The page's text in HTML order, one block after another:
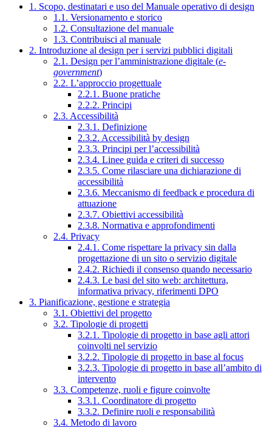
1. Scopo, destinatari e uso del Manuale operativo di design
1.1. Versionamento e storico
1.2. Consultazione del manuale
1.3. Contribuisci al manuale
2. Introduzione al design per i servizi pubblici digitali
2.1. Design per l’amministrazione digitale (e-
government)
2.2. L’approccio progettuale
2.2.1. Buone pratiche
2.2.2. Principi
2.3. Accessibilità
2.3.1. Definizione
2.3.2. Accessibilità by design
2.3.3. Principi per l’accessibilità
2.3.4. Linee guida e criteri di successo
2.3.5. Come rilasciare una dichiarazione di
accessibilità
2.3.6. Meccanismo di feedback e procedura di
attuazione
2.3.7. Obiettivi accessibilità
2.3.8. Normativa e approfondimenti
2.4. Privacy
2.4.1. Come rispettare la privacy sin dalla
progettazione di un sito o servizio digitale
2.4.2. Richiedi il consenso quando necessario
2.4.3. Le basi del sito web: architettura,
informativa privacy, riferimenti DPO
3. Pianificazione, gestione e strategia
3.1. Obiettivi del progetto
3.2. Tipologie di progetti
3.2.1. Tipologie di progetto in base agli attori
coinvolti nel servizio
3.2.2. Tipologie di progetto in base al focus
3.2.3. Tipologie di progetto in base all’ambito di
intervento
3.3. Competenze, ruoli e figure coinvolte
3.3.1. Coordinatore di progetto
3.3.2. Definire ruoli e responsabilità
3.4. Metodo di lavoro